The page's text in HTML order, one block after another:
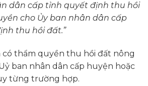
dân cấp tỉnh quyết định thu hồi
cho Ủy ban nhân dân cấp
thu hồi đất.”
có thẩm quyền thu hồi đất nông
ban nhân dân cấp huyện hoặc
từng trường hợp.